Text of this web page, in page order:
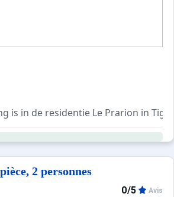
is in de residentie Le Prarion in
situatie met directe toegang tot
een balkon met een prachtig
2 personnes
0/5 Avis